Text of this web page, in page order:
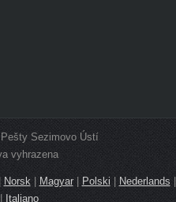
Sezimovo Ústí
vyhrazena
| Norsk| Magyar| Polski Nederlands |
| Italiano